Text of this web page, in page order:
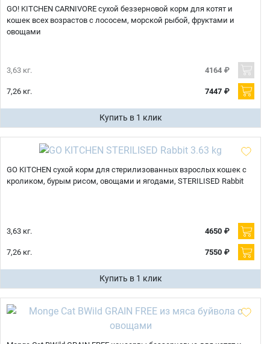
GO! KITCHEN CARNIVORE сухой беззерновой корм для котят и
кошек всех возрастов с лососем, морской рыбой, фруктами и
овощами
3,63 кг. 4164 ₽
7,26 кг. 7447 ₽
Купить в 1 клик
GO KITCHEN сухой корм для стерилизованных взрослых кошек с
кроликом, бурым рисом, овощами и ягодами, STERILISED Rabbit
3,63 кг. 4650 ₽
7,26 кг. 7550 ₽
Купить в 1 клик